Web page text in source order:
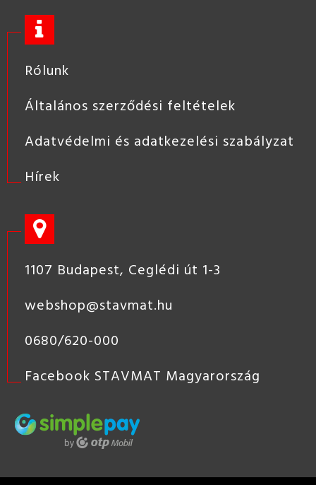
Rólunk
Általános szerződési feltételek
Adatvédelmi és adatkezelési szabályzat
Hírek
1107 Budapest, Ceglédi út 1-3
webshop@stavmat.hu
0680/620-000
Facebook STAVMAT Magyarország